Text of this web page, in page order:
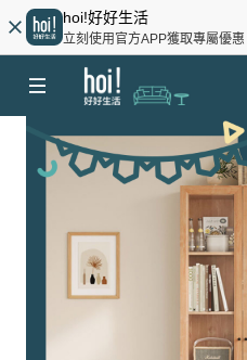
hoi!好好生活
立刻使用官方APP獲取專屬優惠